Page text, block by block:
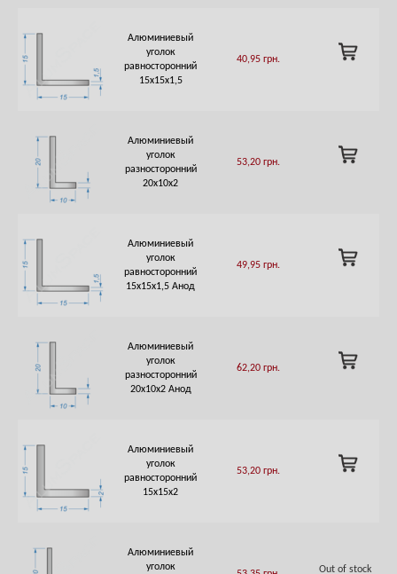
Алюминиевый
уголок
равносторонний
15х15х1,5
40,95 грн.
ADD
TO
Алюминиевый
уголок
разносторонний
20х10х2
53,20 грн.
ADD
TO
Алюминиевый
уголок
равносторонний
15х15х1,5 Анод
49,95 грн.
ADD
TO
Алюминиевый
уголок
разносторонний
20х10х2 Анод
62,20 грн.
ADD
TO
Алюминиевый
уголок
равносторонний
15х15х2
53,20 грн.
ADD
TO
Алюминиевый
уголок
Out of stock